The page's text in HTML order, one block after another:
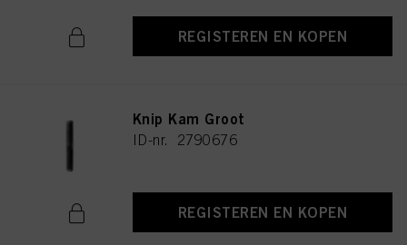
REGISTEREN EN KOPEN
Knip Kam Groot
ID-nr. 2790676
REGISTEREN EN KOPEN